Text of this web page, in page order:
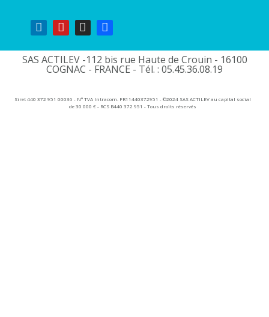
SAS ACTILEV -112 bis rue Haute de Crouin - 16100
COGNAC - FRANCE - Tél. : 05.45.36.08.19​
Siret 440 372 951 00036 - N° TVA Intracom. FR11440372951 - ©2024 SAS ACTILEV au capital social
de 30 000 € - RCS B440 372 951 - Tous droits réservés​​